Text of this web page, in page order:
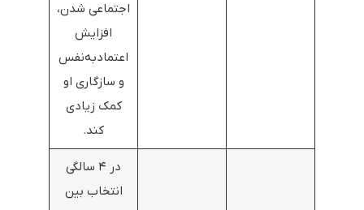
اجتماعی شدن،
افزایش
اعتمادبه‌نفس
و سازگاری او
کمک زیادی
کند.
در ۴ سالگی
انتخاب بین